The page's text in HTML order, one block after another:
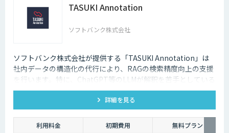
TASUKI Annotation
ソフトバンク株式会社
ソフトバンク株式会社が提供する「TASUKI Annotation」は
社内データの構造化の代行により、RAGの検索精度向上の支援
を行います。特に、ChatGPT等のLLMが解釈を苦手としている
図表などの情報も回答させることが可能になります。
詳細を見る
利用料金 初期費用
無料プラン